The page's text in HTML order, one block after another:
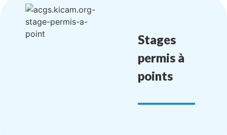
Stages
permis à
points